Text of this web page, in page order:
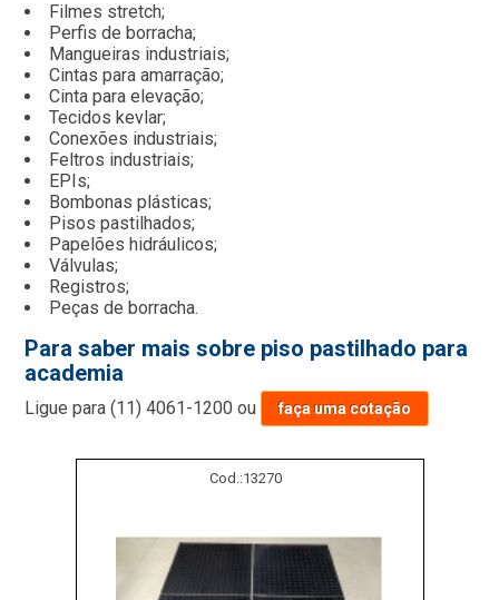
Filmes stretch;
Perfis de borracha;
Mangueiras industriais;
Cintas para amarração;
Cinta para elevação;
Tecidos kevlar;
Conexões industriais;
Feltros industriais;
EPIs;
Bombonas plásticas;
Pisos pastilhados;
Papelões hidráulicos;
Válvulas;
Registros;
Peças de borracha.
Para saber mais sobre piso pastilhado para
academia
Ligue para(11) 4061-1200 ou faça uma cotação
Cod.:13270